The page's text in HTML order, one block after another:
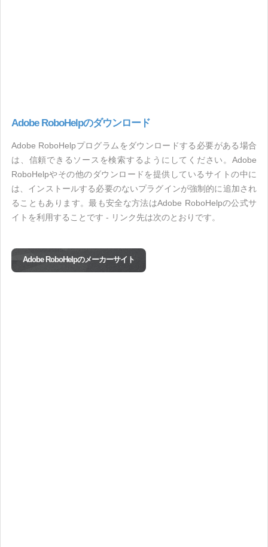
Adobe RoboHelpのダウンロード
Adobe RoboHelpプログラムをダウンロードする必要がある場合
は、信頼できるソースを検索するようにしてください。Adobe
RoboHelpやその他のダウンロードを提供しているサイトの中に
は、インストールする必要のないプラグインが強制的に追加され
ることもあります。最も安全な方法はAdobe RoboHelpの公式サ
イトを利用することです - リンク先は次のとおりです。
Adobe RoboHelpのメーカーサイト